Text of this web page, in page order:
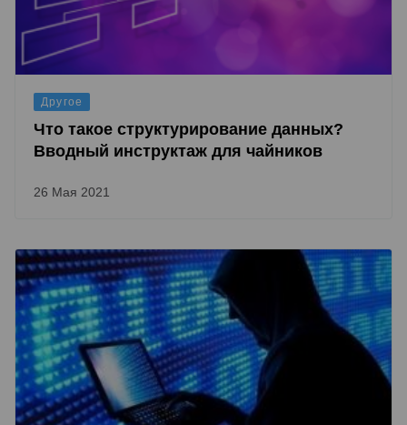
Другое
Что такое структурирование данных?
Вводный инструктаж для чайников
26 Мая 2021